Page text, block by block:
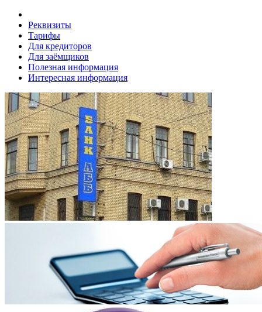
Реквизиты
Тарифы
Для кредиторов
Для заёмщиков
Полезная информация
Интересная информация